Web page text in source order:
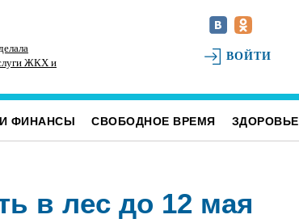
ЖКХ и
К реальным и срокам и крупным штрафам
приговорили ульяновских перевозчиков,
ВОЙТИ
ФИНАНСЫ СВОБОДНОЕ ВРЕМЯ ЗДОРОВЬЕ
в лес до 12 мая